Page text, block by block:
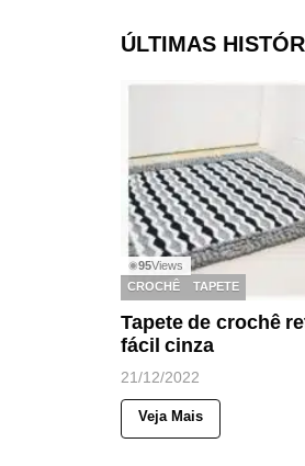
ÚLTIMAS
◉95Views
CROCHÊ
TAPETE
Tapete de crochê
fácil cinza
21/12/2022
Veja Mais